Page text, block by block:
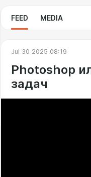
FEED MEDIA
Jul 30 2025 08:19
Photoshop
задач